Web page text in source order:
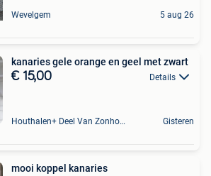
Wevelgem 5 aug 26
kanaries gele orange en geel met zwart
€ 15,00 Details
Houthalen+ Deel Van Zonhoven En Zolder Gisteren
mooi koppel kanaries